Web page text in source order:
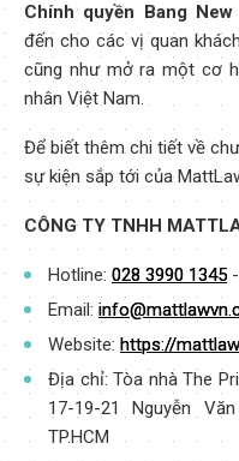
Chính quyền Bang
đến cho các vị quan
cũng như mở ra một cơ
nhân Việt Nam.
Để biết thêm chi tiết về
sự kiện sắp tới của
CÔNG TY TNHH
Hotline: 028 3990 1345-
Email:
Website: https://
Địa chỉ: Tòa nhà The
17-19-21 Nguyễn
TP.HCM